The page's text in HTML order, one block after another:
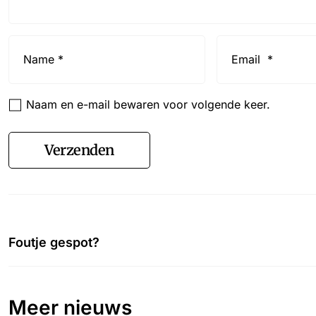
Naam en e-mail bewaren voor volgende keer.
Verzenden
Foutje gespot?
Meer nieuws